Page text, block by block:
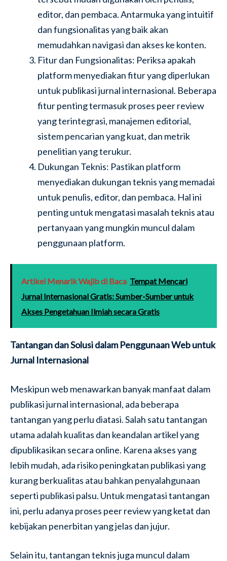
editor, dan pembaca. Antarmuka yang intuitif
dan fungsionalitas yang baik akan
memudahkan navigasi dan akses ke konten.
Fitur dan Fungsionalitas: Periksa apakah
platform menyediakan fitur yang diperlukan
untuk publikasi jurnal internasional. Beberapa
fitur penting termasuk proses peer review
yang terintegrasi, manajemen editorial,
sistem pencarian yang kuat, dan metrik
penelitian yang terukur.
Dukungan Teknis: Pastikan platform
menyediakan dukungan teknis yang memadai
untuk penulis, editor, dan pembaca. Hal ini
penting untuk mengatasi masalah teknis atau
pertanyaan yang mungkin muncul dalam
penggunaan platform.
Artikel Menarik Wajib di Baca Tempat Mencari
Jurnal Internasional Gratis: Sumber-Sumber untuk
Akses Pengetahuan Ilmiah secara Gratis
Tantangan dan Solusi dalam Penggunaan Web untuk
Jurnal Internasional
Meskipun web menawarkan banyak manfaat dalam
publikasi jurnal internasional, ada beberapa
tantangan yang perlu diatasi. Salah satu tantangan
utama adalah kualitas dan keandalan artikel yang
dipublikasikan secara online. Karena akses yang
lebih mudah, ada risiko peningkatan publikasi yang
kurang berkualitas atau bahkan penyalahgunaan
seperti publikasi palsu. Untuk mengatasi tantangan
ini, perlu adanya proses peer review yang ketat dan
kebijakan penerbitan yang jelas dan jujur.
Selain itu, tantangan teknis juga muncul dalam